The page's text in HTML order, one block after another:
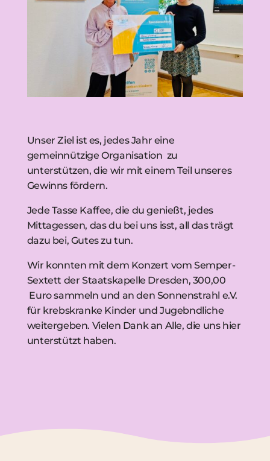
Unser Ziel ist es, jedes Jahr eine
gemeinnützige Organisation zu
unterstützen, die wir mit einem Teil unseres
Gewinns fördern.
Jede Tasse Kaffee, die du genießt, jedes
Mittagessen, das du bei uns isst, all das trägt
dazu bei, Gutes zu tun.
Wir konnten mit dem Konzert vom Semper-
Sextett der Staatskapelle Dresden, 300,00
Euro sammeln und an den Sonnenstrahl e.V.
für krebskranke Kinder und Jugebndliche
weitergeben. Vielen Dank an Alle, die uns hier
unterstützt haben.